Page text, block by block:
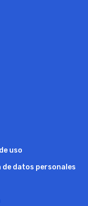
uso
datos personales